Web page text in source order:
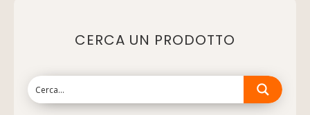
CERCA UN PRODOTTO